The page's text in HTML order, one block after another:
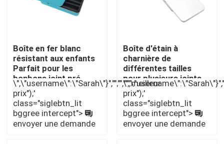
À propos de nous
Visite d'usine
Contrôle de qualité
Contactez-nous
Boîte en fer blanc
résistant aux enfants
Parfait pour les
bonbons joint pré-
rouleaux Solution dans
différentes tailles
\",\"username\":\"Sarah\"}","","","","meilleur
prix");'
class="siglebtn_lit
bggree intercept">
envoyer une demande
Boîte d'étain à
charnière de
différentes tailles
pour plusieurs joints
Prerolls Conception
résistante aux enfants
prix");'
class="siglebtn_lit
bggree intercept">
envoyer une demande